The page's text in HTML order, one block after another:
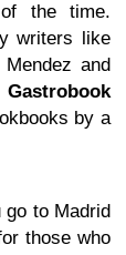
the time.
writers like
and
Gastrobook
by a
go to Madrid
those who